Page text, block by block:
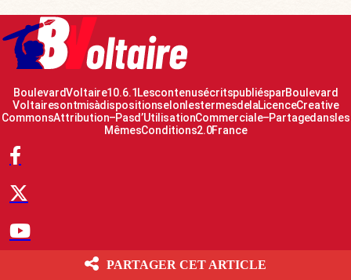
Boulevard Voltaire 10.6.1 Les contenus écrits publiés par Boulevard
Voltaire sont mis à disposition selon les termes de la Licence Creative
Commons Attribution – Pas d’Utilisation Commerciale – Partage dans les
Mêmes Conditions 2.0 France
PARTAGER CET ARTICLE